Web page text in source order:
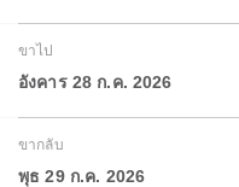
ขาไป
อังคาร 28 ก.ค. 2026
ขากลับ
พุธ 29 ก.ค. 2026